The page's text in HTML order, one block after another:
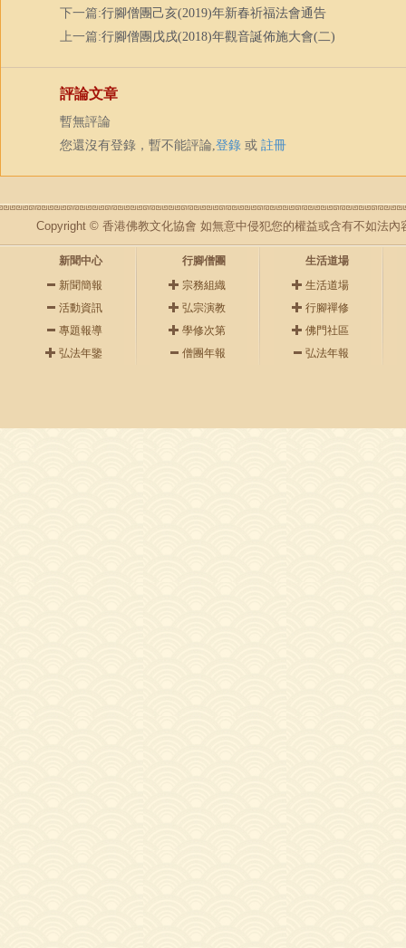
下一篇:行腳僧團己亥(2019)年新春祈福法會通告
上一篇:行腳僧團戊戌(2018)年觀音誕佈施大會(二)
評論文章
暫無評論
您還沒有登錄，暫不能評論,登錄 或 註冊
Copyright © 香港佛教文化協會 如無意中侵犯您的權益或含有不如法內
新聞中心
新聞簡報
活動資訊
專題報導
弘法年鑒
行腳僧團
宗務組織
弘宗演教
學修次第
僧團年報
生活道場
生活道場
行腳禪修
佛門社區
弘法年報